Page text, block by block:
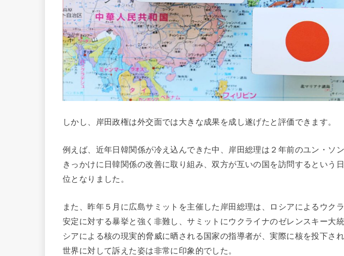
しかし、岸田政権は外交面では大きな成果を成し遂げたと評価できます。
例えば、近年日韓関係が冷え込んできた中、岸田総理は２年前のユン・ソ
きっかけに日韓関係の改善に取り組み、双方が互いの国を訪問するという
位となりました。
また、昨年５月に広島サミットを主催した岸田総理は、ロシアによるウク
安定に対する暴挙と強く非難し、サミットにウクライナのゼレンスキー大
シアによる核の現実的脅威に晒される国家の指導者が、実際に核を投下さ
世界に対して訴えた姿は非常に印象的でした。